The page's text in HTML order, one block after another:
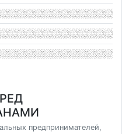
предпринимателей,